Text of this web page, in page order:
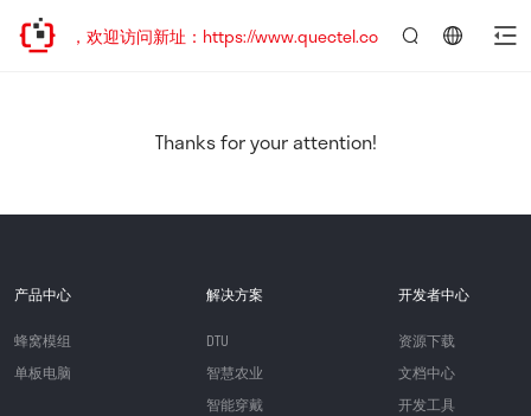
已迁移，欢迎访问新址：https://www.quectel.com.cn
Thanks for your attention!
产品中心
蜂窝模组
单板电脑
解决方案
DTU
智慧农业
智能穿戴
开发者中心
资源下载
文档中心
开发工具